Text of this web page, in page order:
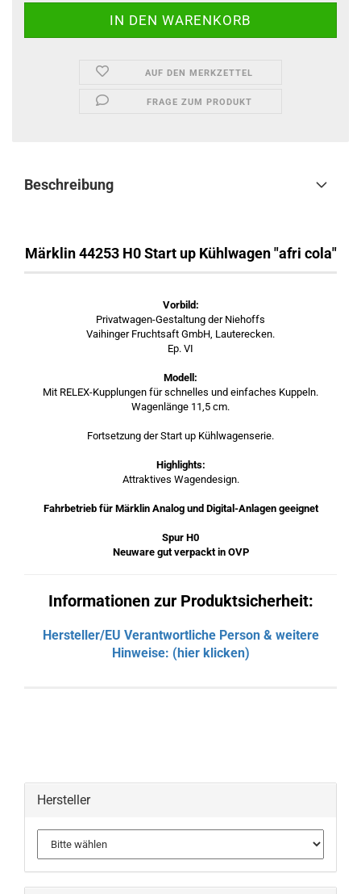
AUF DEN MERKZETTEL
FRAGE ZUM PRODUKT
Beschreibung
Märklin 44253 H0 Start up Kühlwagen "afri cola"
Vorbild:
Privatwagen-Gestaltung der Niehoffs
Vaihinger Fruchtsaft GmbH, Lauterecken.
Ep. VI
Modell:
Mit RELEX-Kupplungen für schnelles und einfaches Kuppeln.
Wagenlänge 11,5 cm.
Fortsetzung der Start up Kühlwagenserie.
Highlights:
Attraktives Wagendesign.
Fahrbetrieb für Märklin Analog und Digital-Anlagen geeignet
Spur H0
Neuware gut verpackt in OVP
Informationen zur Produktsicherheit:
Hersteller/EU Verantwortliche Person & weitere
Hinweise: (hier klicken)
Hersteller